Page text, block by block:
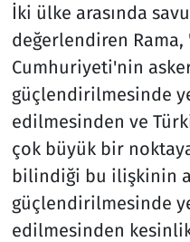
İki ülke arasında
değerlendiren
Cumhuriyeti'nin
güçlendirilmesinde
edilmesinden ve
çok büyük bir
bilindiği bu ilişkinin
güçlendirilmesinde
edilmesinden